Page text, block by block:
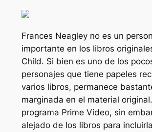
Frances Neagley no es un
importante en los libros
Child. Si bien es uno de los
personajes que tiene papeles
varios libros, permanece
marginada en el material
programa Prime Video, sin
alejado de los libros para